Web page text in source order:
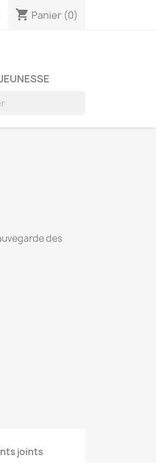
shopping_cart Panier (0)
des
joints